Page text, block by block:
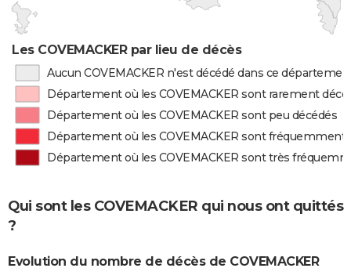
Les COVEMACKER par lieu de décès
Aucun COVEMACKER n'est décédé dans ce
Département où les COVEMACKER sont rarement
Département où les COVEMACKER sont peu décédés
Département où les COVEMACKER sont fréquemment
Département où les COVEMACKER sont très
Qui sont les COVEMACKER qui nous ont quittés
?
Evolution du nombre de décès de COVEMACKER